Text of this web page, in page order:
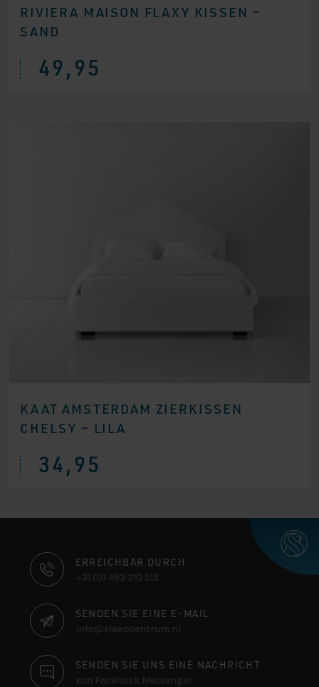
RIVIERA MAISON FLAXY KISSEN –
SAND
49,95
KAAT AMSTERDAM ZIERKISSEN
CHELSY – LILA
34,95
KONTAKTINFORMATIONEN
ERREICHBAR DURCH
+31 (0) 493 310 515
SENDEN SIE EINE E-MAIL
info@slaapcentrum.nl
SENDEN SIE UNS EINE NACHRICHT
von Facebook Messenger